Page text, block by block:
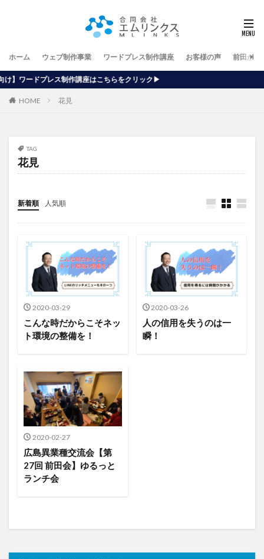
ホーム ウェブ制作事業 ワードプレス制作講座 お客様の声 前田が行
座はこちらをクリック▶
HOME 花見
TAG
花見
新着順 人気順
2020-03-29
こんな時だからこそネッ
ト環境の整備を！
2020-03-26
人の信用を失うのは一
瞬！
2020-02-27
広島異業種交流会【第
27回 前田会】ゆるっと
ランチ会